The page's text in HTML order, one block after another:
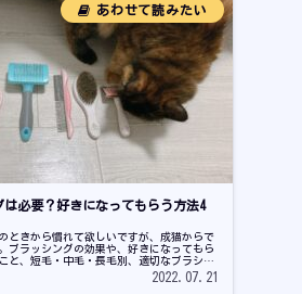
は必要？好きになってもらう方法4
ときから慣れて欲しいですが、成猫からで
ブラッシングの効果や、好きになってもら
と、短毛・中毛・長毛別、適切なブラシ
シ、ピンブラシ、コーム）の使い方などを
2022.07.21